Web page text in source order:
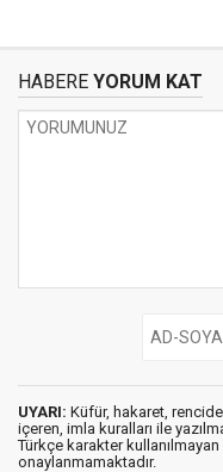
HABERE YORUM KAT
UYARI: Küfür, hakaret,
içeren, imla kuralları ile
Türkçe karakter
onaylanmamaktadır.